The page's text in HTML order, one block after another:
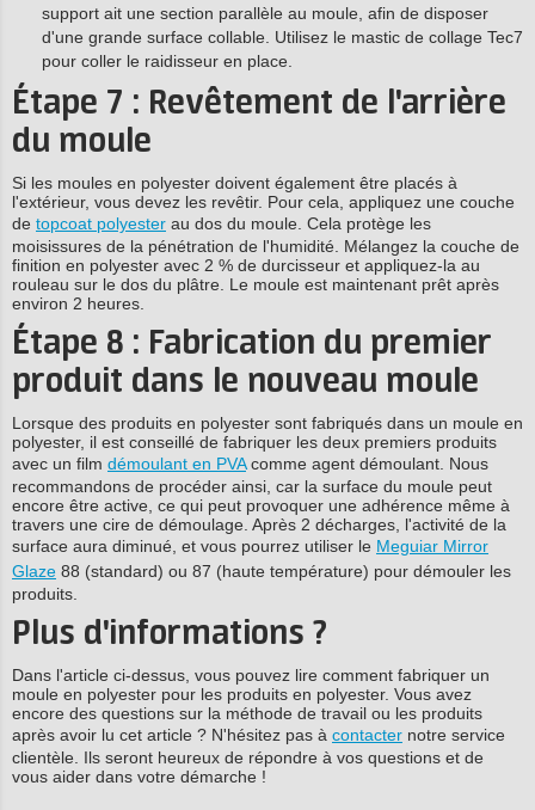
support ait une section parallèle au moule, afin de disposer
d'une grande surface collable. Utilisez le mastic de collage Tec7
pour coller le raidisseur en place.
Étape 7 : Revêtement de l'arrière
du moule
Si les moules en polyester doivent également être placés à
l'extérieur, vous devez les revêtir. Pour cela, appliquez une couche
de topcoat polyester au dos du moule. Cela protège les
moisissures de la pénétration de l'humidité. Mélangez la couche de
finition en polyester avec 2 % de durcisseur et appliquez-la au
rouleau sur le dos du plâtre. Le moule est maintenant prêt après
environ 2 heures.
Étape 8 : Fabrication du premier
produit dans le nouveau moule
Lorsque des produits en polyester sont fabriqués dans un moule en
polyester, il est conseillé de fabriquer les deux premiers produits
avec un film démoulant en PVAcomme agent démoulant. Nous
recommandons de procéder ainsi, car la surface du moule peut
encore être active, ce qui peut provoquer une adhérence même à
travers une cire de démoulage. Après 2 décharges, l'activité de la
surface aura diminué, et vous pourrez utiliser le Meguiar Mirror
Glaze 88 (standard) ou 87 (haute température) pour démouler les
produits.
Plus d'informations ?
Dans l'article ci-dessus, vous pouvez lire comment fabriquer un
moule en polyester pour les produits en polyester. Vous avez
encore des questions sur la méthode de travail ou les produits
après avoir lu cet article ? N'hésitez pas à contacter notre service
clientèle. Ils seront heureux de répondre à vos questions et de
vous aider dans votre démarche !